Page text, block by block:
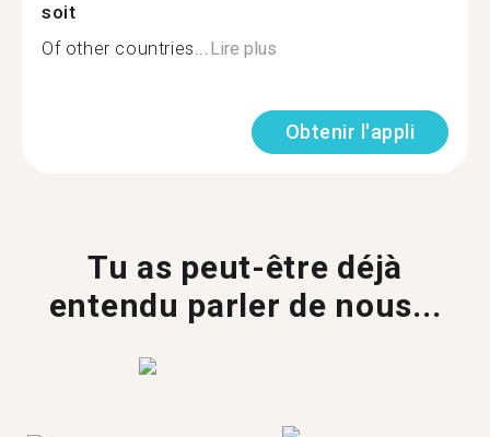
soit
Of other countries...Lire plus
Obtenir l'appli
Tu as peut-être déjà
entendu parler de nous...